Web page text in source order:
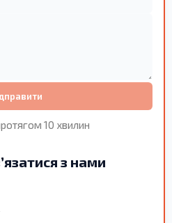
10 хвилин
з нами